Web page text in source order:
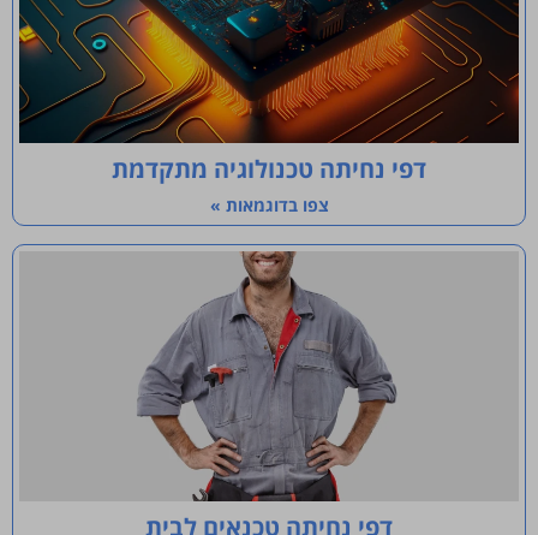
דפי נחיתה טכנולוגיה מתקדמת
צפו בדוגמאות »
דפי נחיתה טכנאים לבית